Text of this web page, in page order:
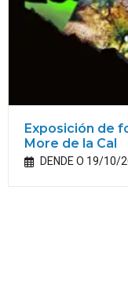
Exposición de
More de la Cal
DENDE O 19/10/